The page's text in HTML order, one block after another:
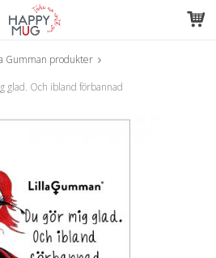
blivit tillagd i varukorgen
Gumman produkter
glad. Och ibland förbannad